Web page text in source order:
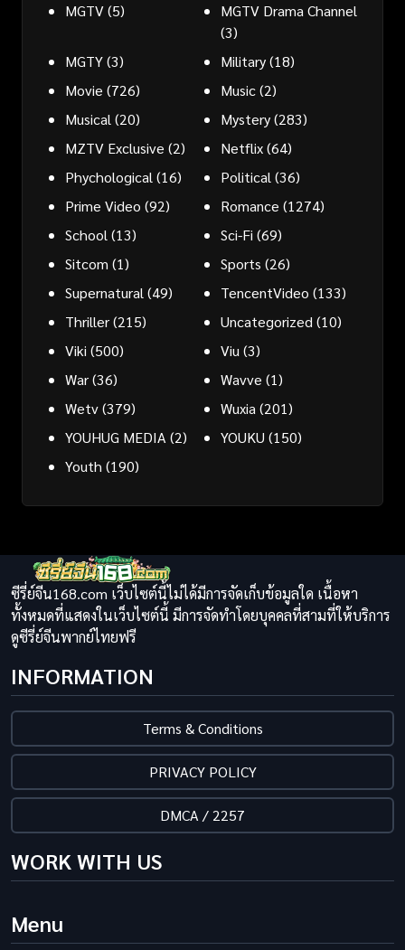
MGTV(5)
MGTV Drama Channel
(3)
MGTY(3) Military(18)
Movie (726) Music(2)
Musical(20) Mystery(283)
MZTV Exclusive (2) Netflix(64)
Phychological(16) Political(36)
Prime Video (92) Romance (1274)
School(13) Sci-Fi (69)
Sitcom (1) Sports (26)
Supernatural(49) TencentVideo (133)
Thriller(215) Uncategorized(10)
Viki (500) Viu(3)
War(36) Wavve (1)
Wetv(379) Wuxia(201)
YOUHUG MEDIA(2) YOUKU (150)
Youth (190)
ซีรี่ย์จีน168.com เว็บไซต์นี้ไม่ได้มีการจัดเก็บข้อมูลใด เนื้อหา
ทั้งหมดที่แสดงในเว็บไซต์นี้ มีการจัดทำโดยบุคคลที่สามที่ให้บริการ
ดูซีรี่ย์จีนพากย์ไทยฟรี
INFORMATION
Terms & Conditions
PRIVACY POLICY
DMCA / 2257
WORK WITH US
Menu